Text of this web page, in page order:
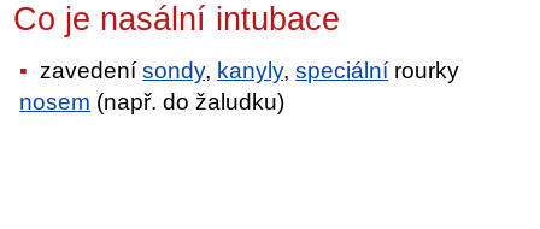
Co je nasální intubace
zavedenísondy, kanyly,speciální rourky
nosem (např. do žaludku)